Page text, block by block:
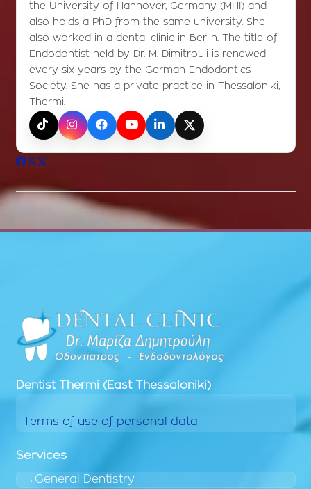
the University of Hannover, Germany (MHI) and
also holds a PhD from the same university. She
also worked in a dental clinic in Berlin. The title of
Endodontist held by Dr. M. Dimitrouli is renewed
every six years by the German Endodontics
Society. She has a private practice in Thessaloniki,
Thermi.
TikTokInstagramFacebookYouTubeLinkedInX (Twitter)
Dentist Thermi (East Thessaloniki)
Terms of use of personal data
Services
General Dentistry